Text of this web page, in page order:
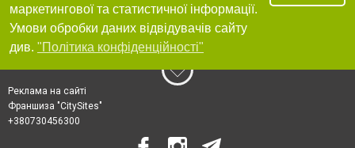
маркетингової та статистичної інформації.
Умови обробки даних відвідувачів сайту
див. "Політика конфіденційності"
Реклама на сайті
Франшиза "CitySites"
+380730456300